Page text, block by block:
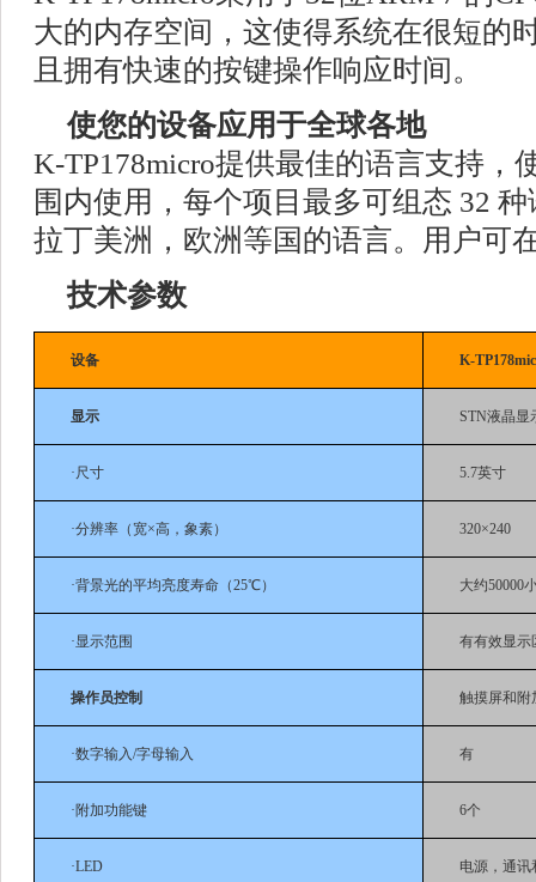
大的内存空间，这使得系统在很短的
且拥有快速的按键操作响应时间。
使您的设备应用于全球各地
K-TP178micro提供最佳的语言支持，
围内使用，每个项目最多可组态 32
拉丁美洲，欧洲等国的语言。用户可
技术参数
设备 K-
显示 STN液晶显
·尺寸 5.7英寸
·分辨率（宽×高，象素） 320×240
·背景光的平均亮度寿命（25℃） 大约50000
·显示范围 有有效显示
操作员控制 触摸屏和附
·数字输入/字母输入 有
·附加功能键 6个
·LED 电源，通讯